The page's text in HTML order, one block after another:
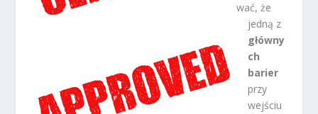
wać, że
jedną z
główny
ch
barier
przy
wejściu